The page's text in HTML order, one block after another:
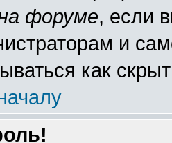
форуме, если
и
как